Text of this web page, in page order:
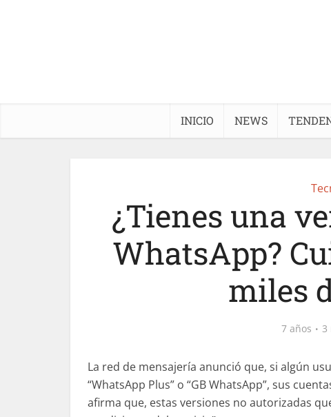
INICIO NEWS
¿Tienes una
WhatsApp?
miles
7 años 3
La red de mensajería anunció que, si algún
“WhatsApp Plus” o “GB WhatsApp”, sus
afirma que, estas versiones no autorizadas